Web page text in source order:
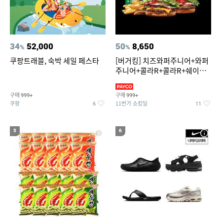
34% 52,000
쿠팡트래블, 숙박 세일 페스타
구매 999+
쿠팡 6
50% 8,650
[버거킹] 치즈와퍼주니어+와퍼
주니어+콜라R+콜라R+쉐이킹
구매 999+
11번가 쇼킹딜 11
5 6